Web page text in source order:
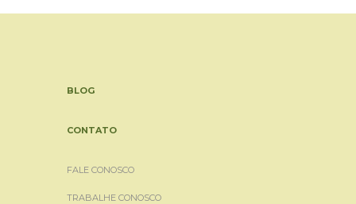
BLOG
CONTATO
FALE CONOSCO
TRABALHE CONOSCO